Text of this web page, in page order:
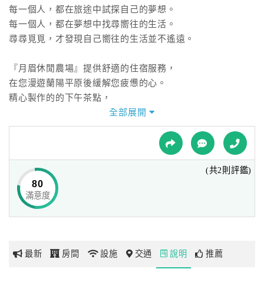
特
色
宿
球
網
玩
每一個人，都在旅途中試探自己的夢想。
每一個人，都在夢想中找尋嚮往的生活。
尋尋覓覓，才發現自己嚮往的生活並不遙遠。
『月眉休閒農場』提供舒適的住宿服務，
在您漫遊蘭陽平原後緩解您疲憊的心。
精心製作的的下午茶點，
讓您靜下心來體驗慢活的悠閒。
『月眉休閒農場』提供您最佳的休憩享受，
全部展開
80
滿意度
(共2則評鑑)
最新 房間 設施 交通 說明 推薦